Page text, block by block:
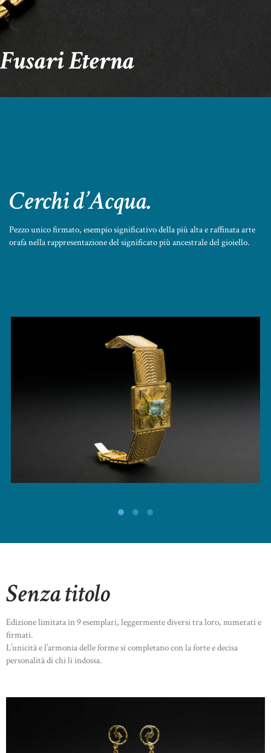
CONTATTI
FusariEterna
Cerchi d’Acqua.
Pezzo unico firmato, esempio significativo della più alta e raffinata arte
orafa nella rappresentazione del significato più ancestrale del gioiello.
Senza titolo
Edizione limitata in 9 esemplari, leggermente diversi tra loro, numerati e
firmati.
L’unicità e l’armonia delle forme si completano con la forte e decisa
personalità di chi li indossa.